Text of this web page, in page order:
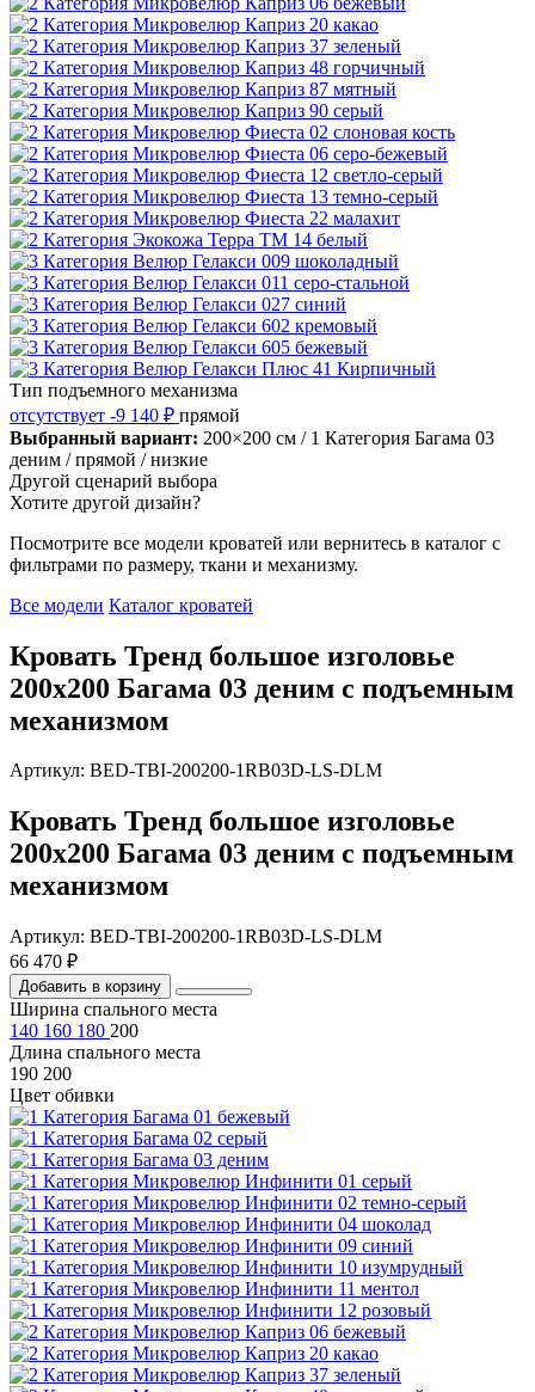
Тип подъемного механизма
отсутствует -9 140 ₽ прямой
Выбранный вариант: 200×200 см / 1 Категория Багама 03
деним / прямой / низкие
Другой сценарий выбора
Хотите другой дизайн?
Посмотрите все модели кроватей или вернитесь в каталог с
фильтрами по размеру, ткани и механизму.
Все модели Каталог кроватей
Кровать Тренд большое изголовье
200х200 Багама 03 деним с подъемным
механизмом
Артикул: BED-TBI-200200-1RB03D-LS-DLM
Кровать Тренд большое изголовье
200х200 Багама 03 деним с подъемным
механизмом
Артикул: BED-TBI-200200-1RB03D-LS-DLM
66 470 ₽
Добавить в корзину
Ширина спального места
140 160 180 200
Длина спального места
190 200
Цвет обивки